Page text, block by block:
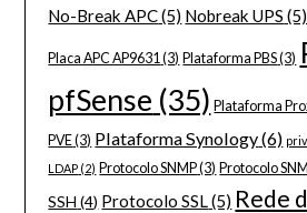
No-Break APC(5) Nobreak UPS (5)
Placa APC AP9631 (3) Plataforma PBS(3)
pfSense (35) Plataforma
PVE(3) Plataforma Synology(6)
LDAP (2) Protocolo SNMP(3) Protocolo
SSH (4) Protocolo SSL(5) Rede